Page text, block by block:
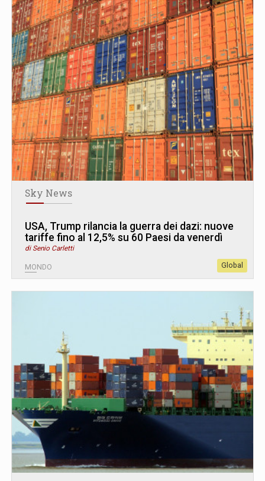
Sky News
USA, Trump rilancia la guerra dei dazi: nuove
tariffe fino al 12,5% su 60 Paesi da venerdì
di Senio Carletti
MONDO Global